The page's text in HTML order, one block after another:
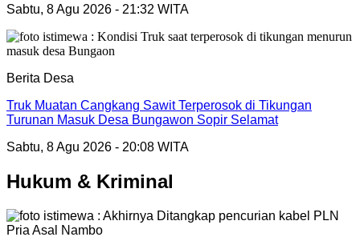
Sabtu, 8 Agu 2026 - 21:32 WITA
Berita Desa
Truk Muatan Cangkang Sawit Terperosok di Tikungan
Turunan Masuk Desa Bungawon Sopir Selamat
Sabtu, 8 Agu 2026 - 20:08 WITA
Hukum & Kriminal